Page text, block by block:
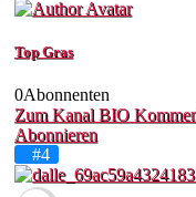
Top Gras
0Abonnenten
Zum Kanal BIO
Abonnieren
#4